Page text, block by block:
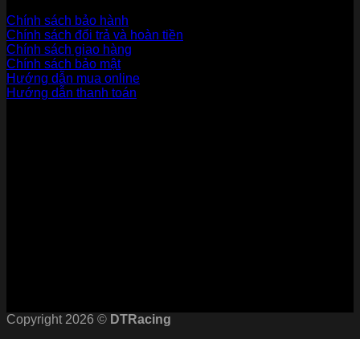
Chính sách bảo hành
Chính sách đổi trả và hoàn tiền
Chính sách giao hàng
Chính sách bảo mật
Hướng dẫn mua online
Hướng dẫn thanh toán
Copyright 2026 © DTRacing